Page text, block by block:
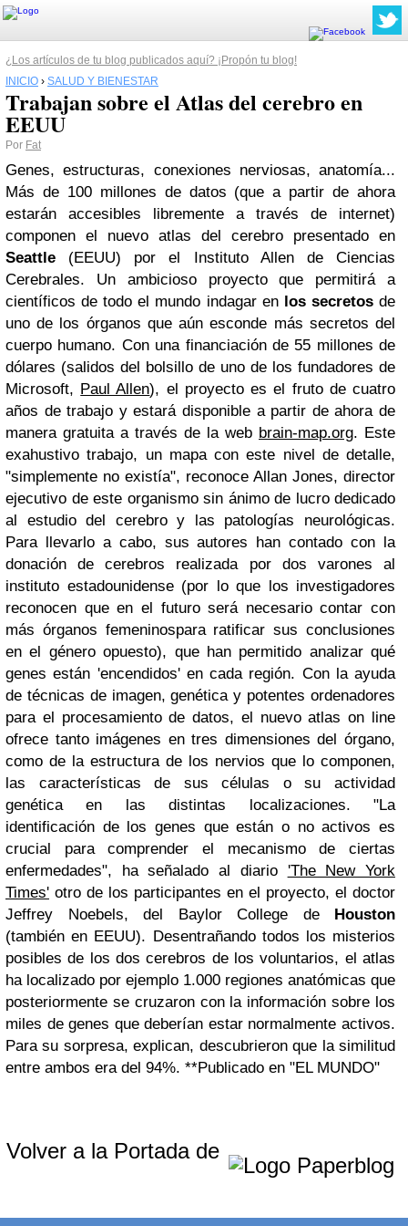
¿Los artículos de tu blog publicados aquí? ¡Propón tu blog!
INICIO › SALUD Y BIENESTAR
Trabajan sobre el Atlas del cerebro en
EEUU
Por Fat
Genes, estructuras, conexiones nerviosas, anatomía...
Más de 100 millones de datos (que a partir de ahora
estarán accesibles libremente a través de internet)
componen el nuevo atlas del cerebro presentado en
Seattle (EEUU) por el Instituto Allen de Ciencias
Cerebrales. Un ambicioso proyecto que permitirá a
científicos de todo el mundo indagar en los secretosde
uno de los órganos que aún esconde más secretos del
cuerpo humano. Con una financiación de 55 millones de
dólares (salidos del bolsillo de uno de los fundadores de
Microsoft, Paul Allen), el proyecto es el fruto de cuatro
años de trabajo y estará disponible a partir de ahora de
manera gratuita a través de la web brain-map.org. Este
exahustivo trabajo, un mapa con este nivel de detalle,
"simplemente no existía", reconoce Allan Jones, director
ejecutivo de este organismo sin ánimo de lucro dedicado
al estudio del cerebro y las patologías neurológicas.
Para llevarlo a cabo, sus autores han contado con la
donación de cerebros realizada por dos varones al
instituto estadounidense (por lo que los investigadores
reconocen que en el futuro será necesario contar con
más órganos femeninospara ratificar sus conclusiones
en el género opuesto), que han permitido analizar qué
genes están 'encendidos' en cada región. Con la ayuda
de técnicas de imagen, genética y potentes ordenadores
para el procesamiento de datos, el nuevo atlas on line
ofrece tanto imágenes en tres dimensiones del órgano,
como de la estructura de los nervios que lo componen,
las características de sus células o su actividad
genética en las distintas localizaciones. "La
identificación de los genes que están o no activos es
crucial para comprender el mecanismo de ciertas
enfermedades", ha señalado al diario 'The New York
Times' otro de los participantes en el proyecto, el doctor
Jeffrey Noebels, del Baylor College de Houston
(también en EEUU). Desentrañando todos los misterios
posibles de los dos cerebros de los voluntarios, el atlas
ha localizado por ejemplo 1.000 regiones anatómicas que
posteriormente se cruzaron con la información sobre los
miles de genes que deberían estar normalmente activos.
Para su sorpresa, explican, descubrieron que la similitud
entre ambos era del 94%. **Publicado en "EL MUNDO"
Volver a la Portada de